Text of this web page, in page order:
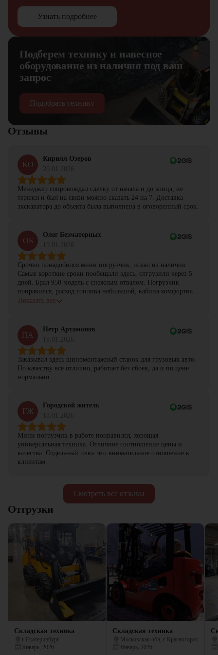
Узнать подробнее
Подберем технику и навесное
оборудование из наличия под ваш
запрос
Подобрать технику
Смотреть все отзывы
Отзывы
КО
Кирилл Озеров
Менеджер сопровождал сделку от начала и до конца, не
терялся и был на связи можно сказать 24 на 7. Доставка
экскаватора до объекта была выполнена в оговоренный срок.
ОБ
Олег Безматерных
Срочно понадобился мини погрузчик, искал из наличия.
Самые короткие сроки пообещали здесь, отгрузили через 5
дней. Брал 950 модель с снежным отвалом. Погрузчик
понравился, расход топлива небольшой, кабина комфортная,
с задачами справляется.
Показать все
ПА
Петр Артамонов
Заказывал здесь шиномонтажный станок для грузовых авто.
По качеству всё отлично, работает без сбоев, да и по цене
нормально.
ГЖ
Городской житель
Мини погрузчик в работе понравился, хорошая
универсальная техника. Отличное соотношение цены и
качества. Отдельный плюс это внимательное отношение к
клиентам.
Отгрузки
Складская техника
г Екатеринбург
Январь, 2026
Складская техника
Московская обл, г Красногорск
Январь, 2026